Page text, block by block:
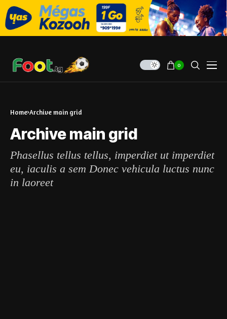
0
Home Archive main grid
Archive main grid
Phasellus tellus tellus, imperdiet ut imperdiet
eu, iaculis a sem Donec vehicula luctus nunc
in laoreet